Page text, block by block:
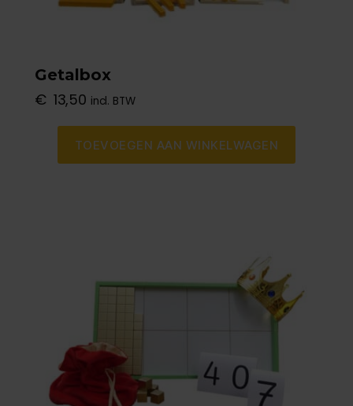
Getalbox
€ 13,50 incl. BTW
TOEVOEGEN AAN WINKELWAGEN